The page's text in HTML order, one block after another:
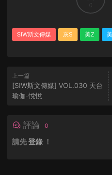
0
SIW斯文傳媒 灰S 美Z
上一篇
[SIW斯文傳媒] VOL.030 天台
瑜伽-悅悅
評論 0
請先登錄 ！